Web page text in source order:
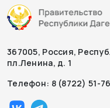
367005, Россия,
пл.Ленина, д. 1
Телефон: 8 (8722) 51-